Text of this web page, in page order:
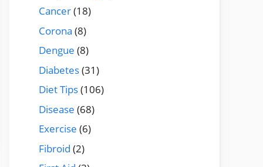
Cancer(18)
Corona (8)
Dengue (8)
Diabetes(31)
Diet Tips(106)
Disease (68)
Exercise (6)
Fibroid (2)